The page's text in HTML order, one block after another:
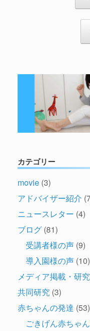
カテゴリー
movie (3)
アドバイザー紹介
ニュースレター (4)
ブログ (81)
受講者様の声 (9)
導入園様の声 (10)
メディア掲載・研
共同研究 (3)
赤ちゃんの発達 (53)
ごきげん赤ちゃ